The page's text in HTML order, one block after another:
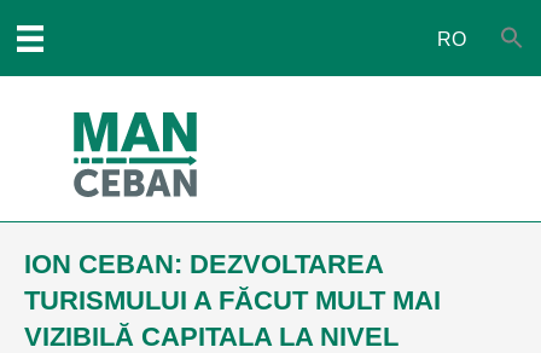
RO
ION CEBAN: DEZVOLTAREA
TURISMULUI A FĂCUT MULT MAI
VIZIBILĂ CAPITALA LA NIVEL